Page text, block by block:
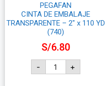
PEGAFAN
CINTA DE EMBALAJE
TRANSPARENTE – 2″ x 110 YD
(740)
S/6.80
-
+